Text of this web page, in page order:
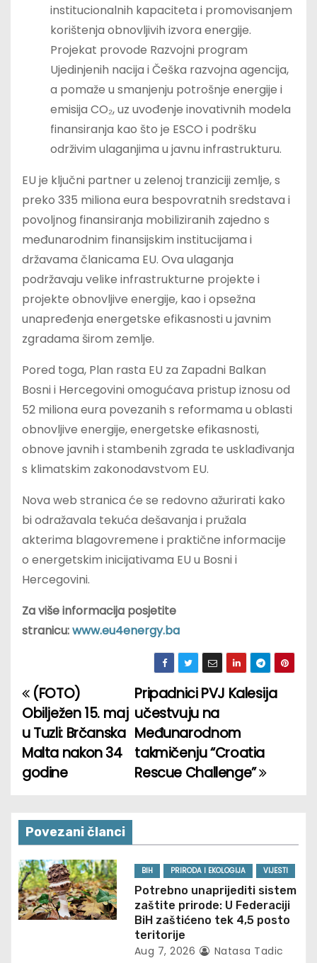
institucionalnih kapaciteta i promovisanjem
korištenja obnovljivih izvora energije.
Projekat provode Razvojni program
Ujedinjenih nacija i Češka razvojna agencija,
a pomaže u smanjenju potrošnje energije i
emisija CO₂, uz uvođenje inovativnih modela
finansiranja kao što je ESCO i podršku
održivim ulaganjima u javnu infrastrukturu.
EU je ključni partner u zelenoj tranziciji zemlje, s
preko 335 miliona eura bespovratnih sredstava i
povoljnog finansiranja mobiliziranih zajedno s
međunarodnim finansijskim institucijama i
državama članicama EU. Ova ulaganja
podržavaju velike infrastrukturne projekte i
projekte obnovljive energije, kao i opsežna
unapređenja energetske efikasnosti u javnim
zgradama širom zemlje.
Pored toga, Plan rasta EU za Zapadni Balkan
Bosni i Hercegovini omogućava pristup iznosu od
52 miliona eura povezanih s reformama u oblasti
obnovljive energije, energetske efikasnosti,
obnove javnih i stambenih zgrada te usklađivanja
s klimatskim zakonodavstvom EU.
Nova web stranica će se redovno ažurirati kako
bi odražavala tekuća dešavanja i pružala
akterima blagovremene i praktične informacije
o energetskim inicijativama EU u Bosni i
Hercegovini.
Za više informacija posjetite
stranicu:www.eu4energy.ba
P
o
s
t
n
a
v
i
Pripadnici PVJ Kalesija
učestvuju na
Međunarodnom
takmičenju “Croatia
Rescue Challenge”
(FOTO)
Obilježen 15. maj
u Tuzli: Brčanska
Malta nakon 34
godine
Povezani članci
BIH PRIRODA I EKOLOGIJA VIJESTI
Potrebno unaprijediti sistem
zaštite prirode: U Federaciji
BiH zaštićeno tek 4,5 posto
teritorije
Aug 7, 2026 Natasa Tadic